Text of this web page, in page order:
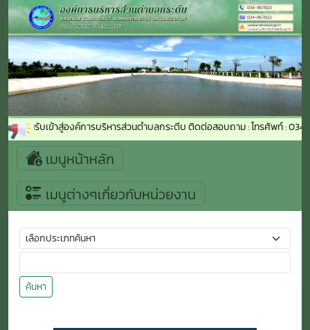
อนรับเข้าสู่องค์การบริหารส่วนตำบลกระตีบ ติดต่อสอบถาม : โทรศัพท์ : 034-
เมนูหน้าหลัก
เมนูต่างๆเกี่ยวกับหน่วยงาน
ค้นหา